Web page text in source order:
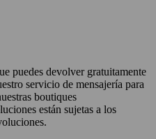
puedes devolver gratuitamente
servicio de mensajería para
boutiques
están sujetas a los